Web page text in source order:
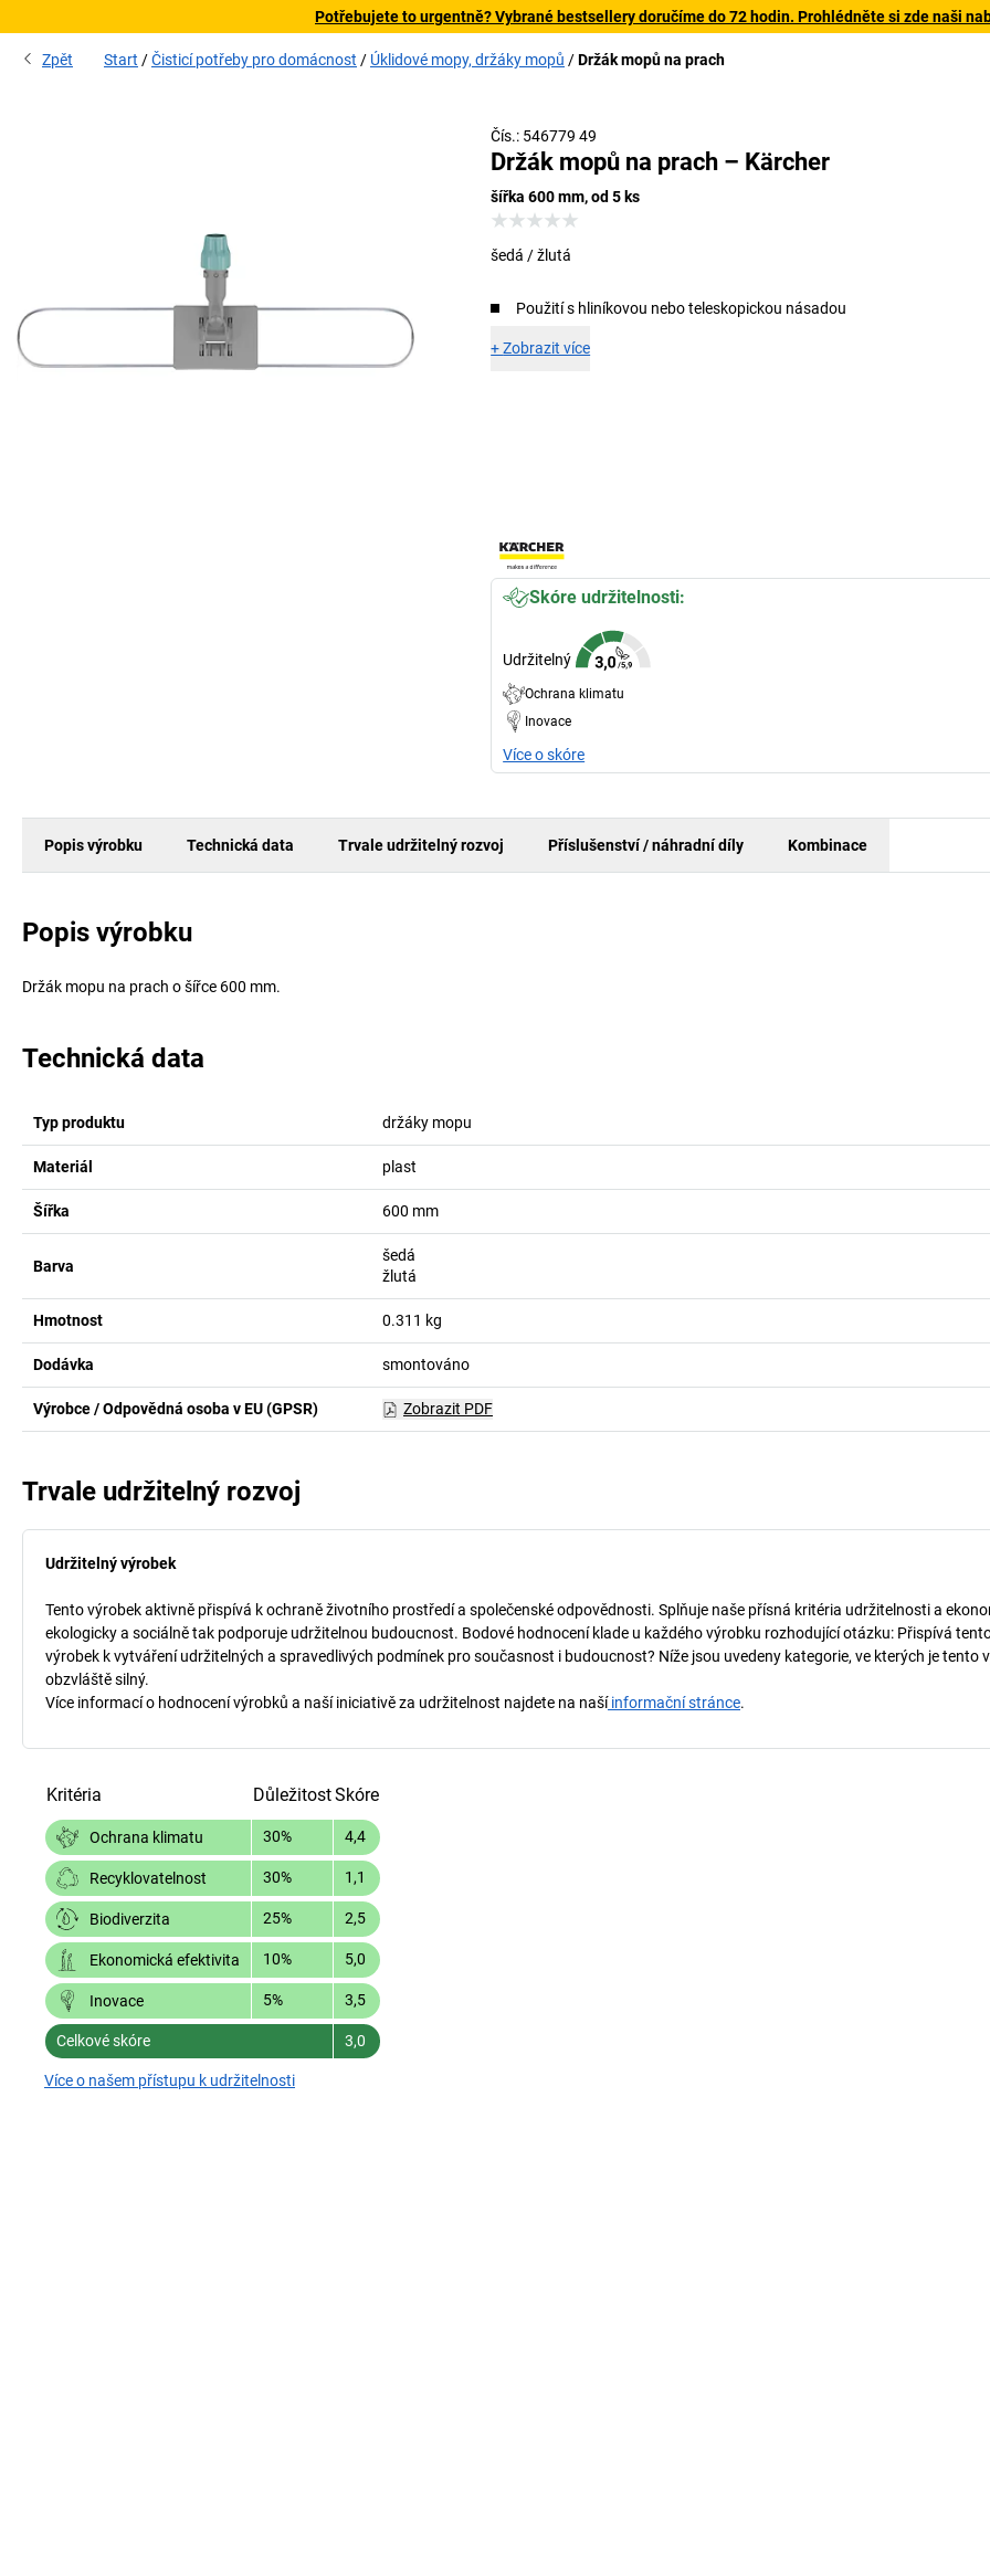
Potřebujete to urgentně? Vybrané bestsellery doručíme do 72 hodin. Prohlédněte si zde naši
Zpět Start Čisticí potřeby pro domácnost Úklidové mopy, držáky mopů Držák mopů na prach
Čís.: 546779 49
Držák mopů na prach – Kärcher
šířka 600 mm, od 5 ks
šedá / žlutá
Použití s hliníkovou nebo teleskopickou násadou
+Zobrazit více
Skóre udržitelnosti:
Udržitelný
Ochrana klimatu
Inovace
Více o skóre
Popis výrobku Technická data Trvale udržitelný rozvoj Příslušenství / náhradní díly Kombinace
Popis výrobku
Držák mopu na prach o šířce 600 mm.
Technická data
Typ produktu držáky mopu
Materiál plast
Šířka 600 mm
Barva
šedá
žlutá
Hmotnost 0.311 kg
Dodávka smontováno
Výrobce / Odpovědná osoba v EU (GPSR) Zobrazit PDF
Trvale udržitelný rozvoj
Udržitelný výrobek
Tento výrobek aktivně přispívá k ochraně životního prostředí a společenské odpovědnosti. Splňuje naše přísná kritéria udržitelnosti a
ekologicky a sociálně tak podporuje udržitelnou budoucnost. Bodové hodnocení klade u každého výrobku rozhodující otázku: Přispívá
výrobek k vytváření udržitelných a spravedlivých podmínek pro současnost i budoucnost? Níže jsou uvedeny kategorie, ve kterých je tento
obzvláště silný.
Více informací o hodnocení výrobků a naší iniciativě za udržitelnost najdete na našíinformační stránce.
Kritéria DůležitostSkóre
Ochrana klimatu 30% 4,4
Recyklovatelnost 30% 1,1
Biodiverzita 25% 2,5
Ekonomická efektivita 10% 5,0
Inovace 5% 3,5
Celkové skóre 3,0
Více o našem přístupu k udržitelnosti